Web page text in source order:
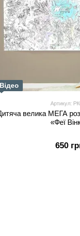
Відео
Артикул:
велика МЕГА
«Феї
650